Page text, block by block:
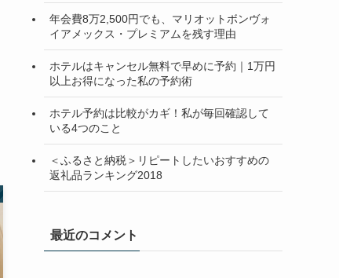
年会費8万2,500円でも、マリオットボンヴォ
イアメックス・プレミアムを残す理由
ホテルはキャンセル無料で早めに予約｜1万円
以上お得になった私の予約術
ホテル予約は比較がカギ！私が毎回確認して
いる4つのこと
＜ふるさと納税＞リピートしたいおすすめの
返礼品ランキング2018
最近のコメント